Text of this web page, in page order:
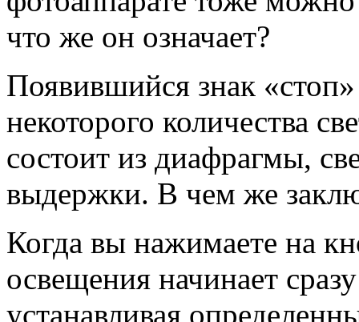
что же он означает?
Появившийся знак
некоторого количества
состоит из диафрагмы,
выдержки. В чем же
Когда вы нажимаете на
освещения начинает
устанавливая